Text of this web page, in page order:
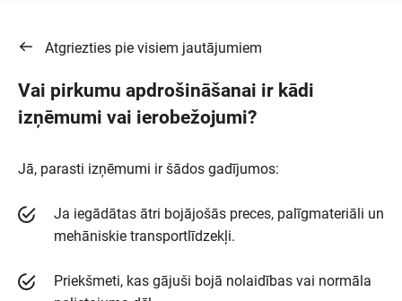
Atgriezties pie visiem jautājumiem
Vai pirkumu apdrošināšanai ir kādi
izņēmumi vai ierobežojumi?
Jā, parasti izņēmumi ir šādos gadījumos:
Ja iegādātas ātri bojājošās preces, palīgmateriāli un
mehāniskie transportlīdzekļi.
Priekšmeti, kas gājuši bojā nolaidības vai normāla